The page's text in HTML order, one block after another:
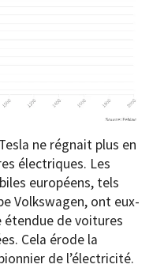
ne régnait plus en
électriques. Les
européens, tels
Volkswagen, ont eux-
étendue de voitures
Cela érode la
de l’électricité.